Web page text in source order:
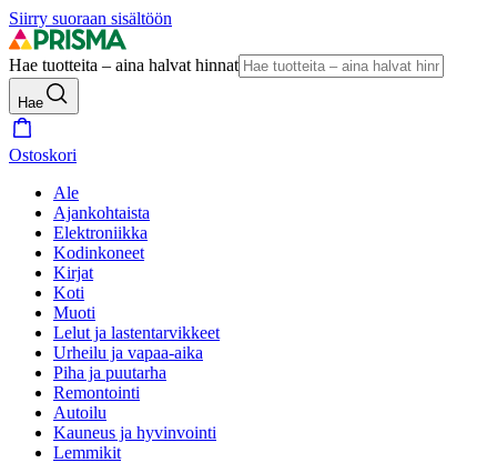
Siirry suoraan sisältöön
Hae tuotteita – aina halvat hinnat
Hae
Ostoskori
Ale
Ajankohtaista
Elektroniikka
Kodinkoneet
Kirjat
Koti
Muoti
Lelut ja lastentarvikkeet
Urheilu ja vapaa-aika
Piha ja puutarha
Remontointi
Autoilu
Kauneus ja hyvinvointi
Lemmikit